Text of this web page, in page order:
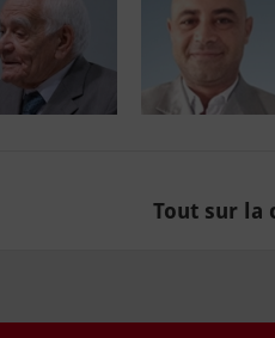
Tout sur la